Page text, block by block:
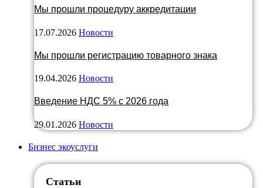
Мы прошли процедуру аккредитации
17.07.2026 Новости
Мы прошли регистрацию товарного знака
19.04.2026 Новости
Введение НДС 5% с 2026 года
29.01.2026 Новости
Бизнес экоуслуги
Статьи